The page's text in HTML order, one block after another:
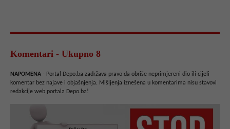
Komentari - Ukupno 8
NAPOMENA - Portal Depo.ba zadržava pravo da obriše neprimjereni dio ili cijeli
komentar bez najave i objašnjenja. Mišljenja iznešena u komentarima nisu stavovi
redakcije web portala Depo.ba!